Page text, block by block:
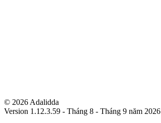
© 2026 Adalidda
Version 1.12.3.59 - Tháng 8 - Tháng 9 năm 2026